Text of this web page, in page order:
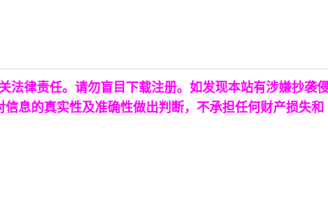
法律责任。请勿盲目下载注册。如发现本站有涉嫌抄袭
息的真实性及准确性做出判断，不承担任何财产损失和